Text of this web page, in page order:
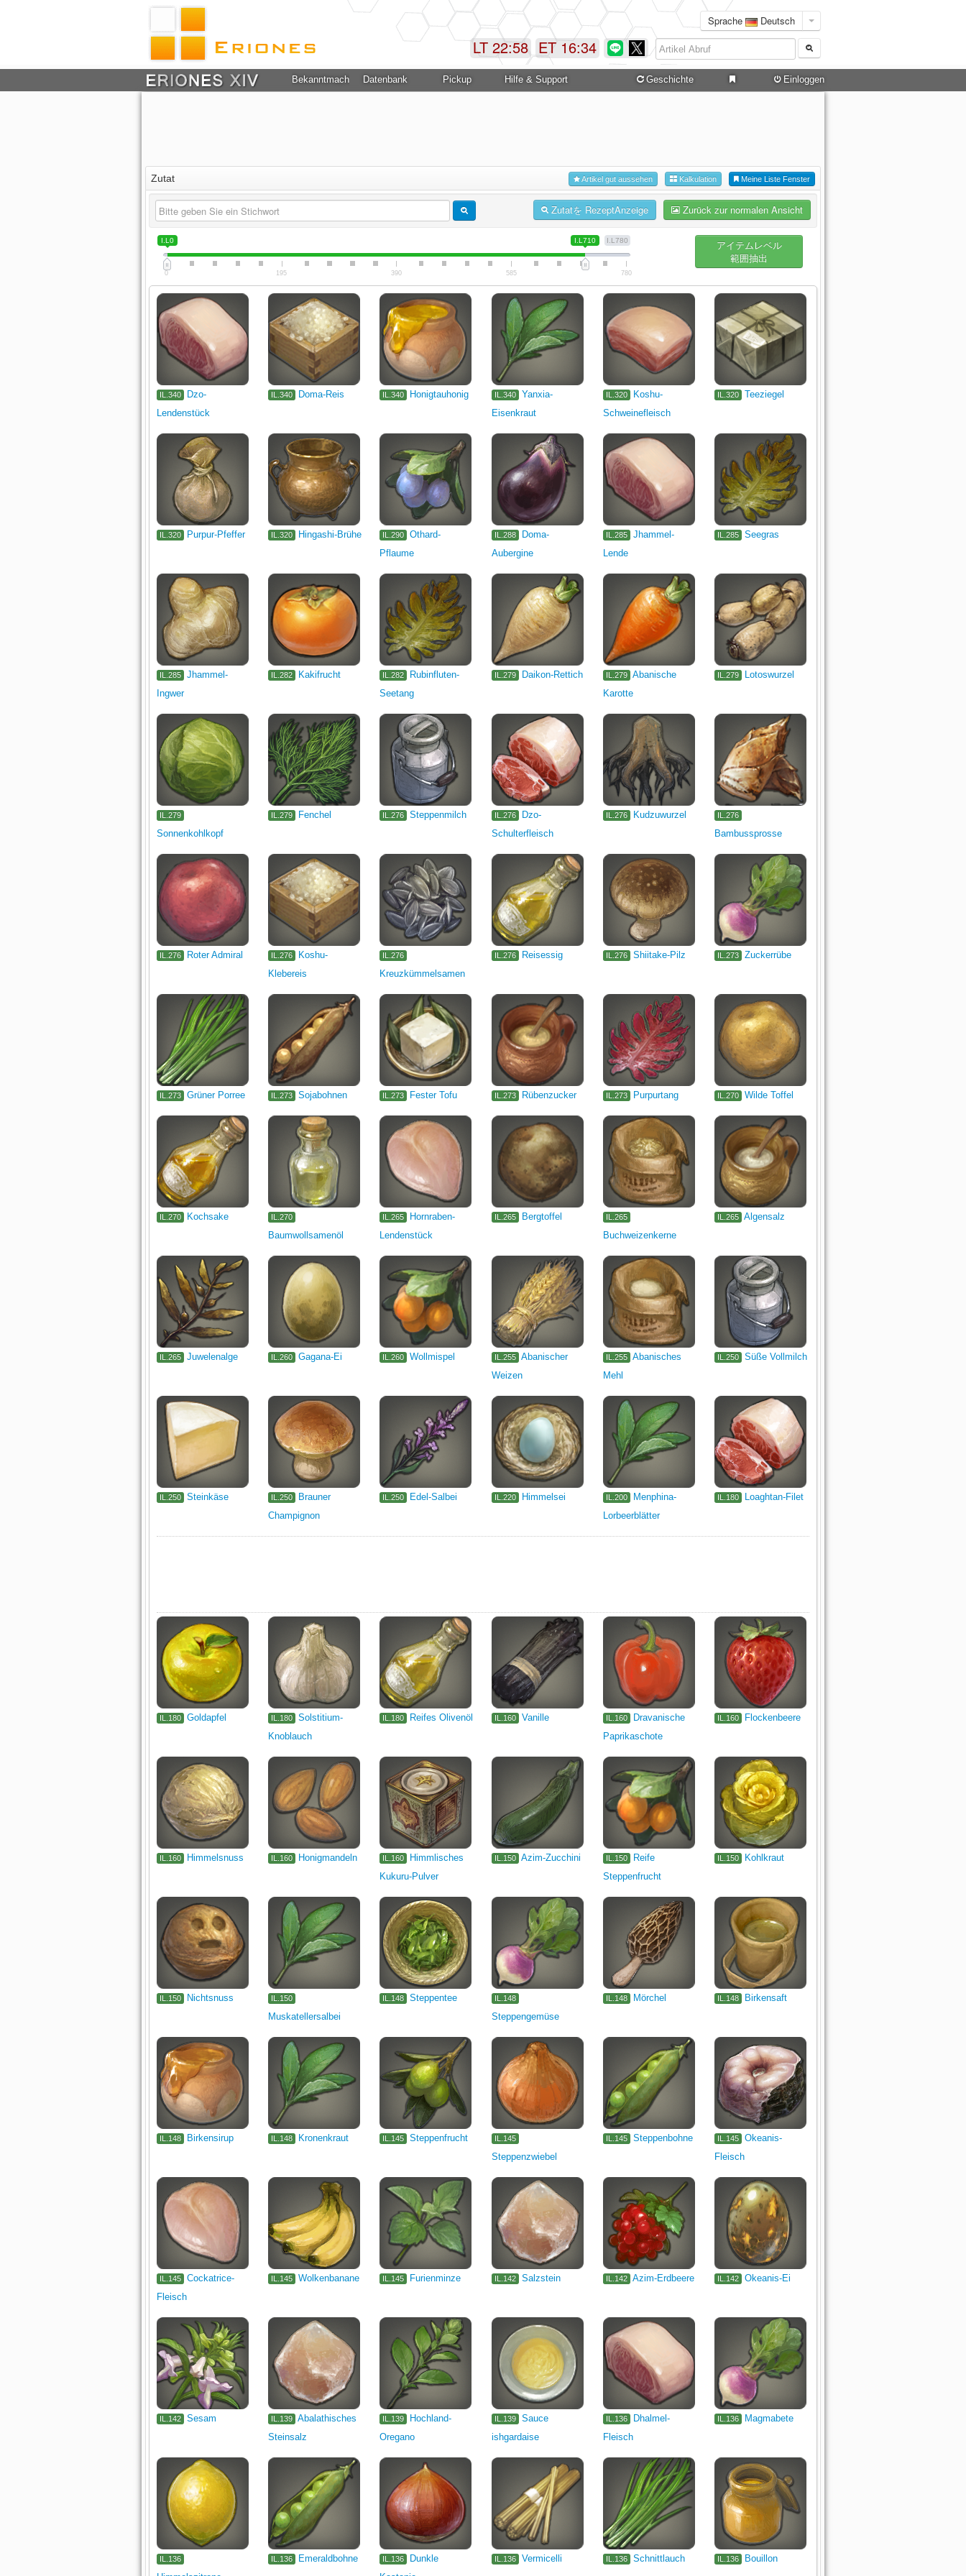
Sprache Deutsch
ET 16:35
LT 22:58
Bekanntmachung Datenbank Pickup Hilfe & Support Geschichte Einloggen
Zutat Meine Liste Fenster
Kalkulation
Artikel gut aussehen
Zurück zur normalen Ansicht
Zutatを RezeptAnzeige
I.L780
I.L0 I.L710
0 195 390 585 780
アイテムレベル
範囲抽出
IL.340
Dzo-
Lendenstück
IL.340 Doma-Reis IL.340 Honigtauhonig IL.340
Yanxia-
Eisenkraut
IL.320
Koshu-
Schweinefleisch
IL.320 Teeziegel
IL.320 Purpur-Pfeffer IL.320 Hingashi-Brühe IL.290
Othard-
Pflaume
IL.288
Doma-
Aubergine
IL.285
Jhammel-
Lende
IL.285 Seegras
IL.285
Jhammel-
Ingwer
IL.282 Kakifrucht IL.282
Rubinfluten-
Seetang
IL.279 Daikon-Rettich IL.279 Abanische
Karotte
IL.279 Lotoswurzel
IL.279
Sonnenkohlkopf
IL.279 Fenchel IL.276 Steppenmilch IL.276
Dzo-
Schulterfleisch
IL.276 Kudzuwurzel IL.276
Bambussprosse
IL.276 Roter Admiral IL.276
Koshu-
Klebereis
IL.276
Kreuzkümmelsamen
IL.276 Reisessig IL.276 Shiitake-Pilz IL.273 Zuckerrübe
IL.273 Grüner Porree IL.273 Sojabohnen IL.273 Fester Tofu IL.273 Rübenzucker IL.273 Purpurtang IL.270 Wilde Toffel
IL.270 Kochsake IL.270
Baumwollsamenöl
IL.265
Hornraben-
Lendenstück
IL.265 Bergtoffel IL.265
Buchweizenkerne
IL.265 Algensalz
IL.265 Juwelenalge IL.260 Gagana-Ei IL.260 Wollmispel IL.255
Abanischer
Weizen
IL.255 Abanisches
Mehl
IL.250 Süße Vollmilch
IL.250 Steinkäse IL.250
Brauner
Champignon
IL.250 Edel-Salbei IL.220 Himmelsei IL.200
Menphina-
Lorbeerblätter
IL.180 Loaghtan-Filet
IL.180 Goldapfel IL.180
Solstitium-
Knoblauch
IL.180 Reifes Olivenöl IL.160 Vanille IL.160
Dravanische
Paprikaschote
IL.160 Flockenbeere
IL.160 Himmelsnuss IL.160 Honigmandeln IL.160
Himmlisches
Kukuru-Pulver
IL.150 Azim-Zucchini IL.150
Reife
Steppenfrucht
IL.150 Kohlkraut
IL.150 Nichtsnuss IL.150
Muskatellersalbei
IL.148 Steppentee IL.148
Steppengemüse
IL.148 Mörchel IL.148 Birkensaft
IL.148 Birkensirup IL.148 Kronenkraut IL.145 Steppenfrucht IL.145
Steppenzwiebel
IL.145 Steppenbohne IL.145
Okeanis-
Fleisch
IL.145
Cockatrice-
Fleisch
IL.145 Wolkenbanane IL.145 Furienminze IL.142 Salzstein IL.142 Azim-Erdbeere IL.142 Okeanis-Ei
IL.142 Sesam IL.139
Abalathisches
Steinsalz
IL.139
Hochland-
Oregano
IL.139
Sauce
ishgardaise
IL.136
Dhalmel-
Fleisch
IL.136 Magmabete
IL.136 IL.136 Emeraldbohne IL.136
Dunkle
IL.136 Vermicelli IL.136 Schnittlauch IL.136 Bouillon